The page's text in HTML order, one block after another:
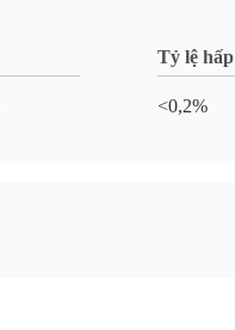
Tỷ lệ
<0,2%